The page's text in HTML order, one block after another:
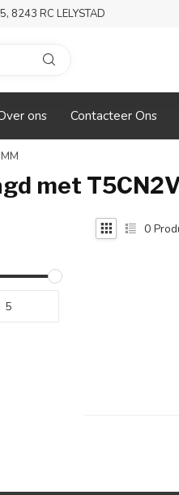
8243 RC LELYSTAD
ons Contacteer Ons
met
0